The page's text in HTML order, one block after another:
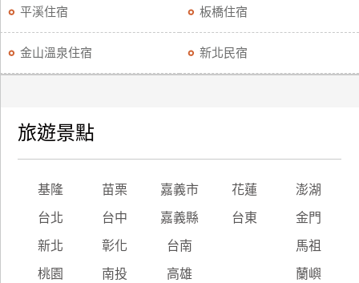
平溪住宿 板橋住宿
金山溫泉住宿 新北民宿
旅遊景點
基隆 苗栗 嘉義市 花蓮 澎湖
台北 台中 嘉義縣 台東 金門
新北 彰化 台南 馬祖
桃園 南投 高雄 蘭嶼